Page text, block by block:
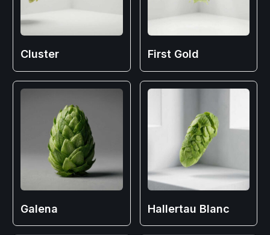
Cluster First Gold
Galena Hallertau Blanc